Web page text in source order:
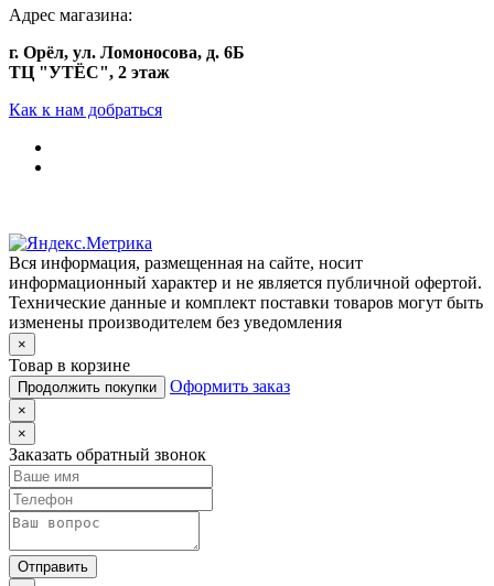
Адрес магазина:
г. Орёл, ул. Ломоносова, д. 6Б
ТЦ "УТЁС", 2 этаж
Как к нам добраться
Вся информация, размещенная на сайте, носит
информационный характер и не является публичной офертой.
Технические данные и комплект поставки товаров могут быть
изменены производителем без уведомления
×
Товар в корзине
Продолжить покупки Оформить заказ
×
×
Заказать обратный звонок
Отправить